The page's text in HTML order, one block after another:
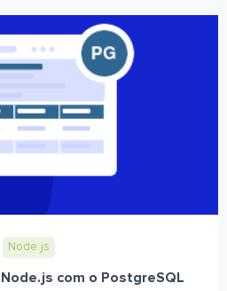
Node.js
com o PostgreSQL